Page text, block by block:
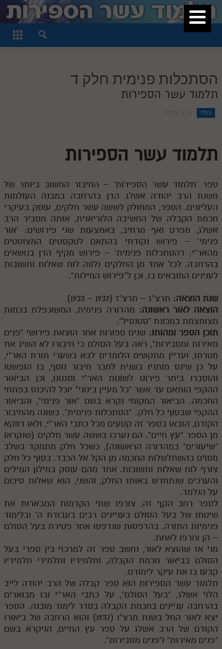
סגור
חלק ב
חלק ג
חלק ד
חלק ו
חלק ח
חלק ט
חלק יא
חלק יב
חלק יג
חלק יד
חלק ט"ז
בית שער הכוונות
שידור חי
הזמן סט תע"ס
ספרים להורדה
מנוע חיפוש בספרים
תלמוד עשר הספירות בעיון
תלמוד עשר הספירות חלק א
תע"ס חלק ב' עיון
תע"ס חלק ג' עיון
תלמוד עשר הספירות חלק ד
תלמוד עשר הספירות חלק ה
תלמוד עשר הספירות חלק ו
תלמוד עשר הספירות חלק ז
תלמוד עשר הספירות חלק ח
תלמוד עשר הספירות חלק ט
הסתכלות פנימית חלק ד
תלמוד עשר הספירות
כללי
תלמוד עשר הספירות
ספר 'תלמוד עשר הספירות' – החיבור החשוב ביותר של
משנת הרב יהודה אשלג הדן בהרחבה במבנה העולמות
העליונים. הספר, המחולק לששה עשר חלקים, עוסק בעיקרי
חכמת הקבלה של החשיבה הלוריאנית, אותה מסביר הרב
אשלג, מפרט ואף מרחיב, באמצעות שני פירושים: 'אור
פנימי' – פירוש נקודתי בהתאם לטקסטים המצוטטים
מהאר"י; ו'הסתכלות פנימית' – פירוש מקיף הדן בנושאים
בהרחבה. לכל אחד מן החלקים נלווה לוח שאלות ותשובות
לענינים המובאים בו, וכן ל"פירוש המילות".
שנת הוצאה: תרצ"ג – תרצ"ז (1937 – 1933)
הוצאה לאור ראשונה: מהדורה פנימית, המשוכפלת בכמות
מצומצמת במכונת "סטנסיל".
תוכן הספר ומהותו: שנים ספורות אחר הוצאת פירושי "פנים
מאירות ומסבירות", ראה בעל הסולם כי חיבורו לא השיג את
מטרתו, ועדיין מתקשים הלומדים לבא בשערי תורת האר"י,
על כן שינס מותניו בשנית לחבר חיבור נוסף, בו הופשטו
והוסברו ביתר פירוט לשונות האר"י וסגנונו, וכן הביאור
ההקפי הותאם עד אשר "כל מעיין בינוני" יוכל להיכנס בפתחי
החכמה. הביאור המקומי נקרא בשם "אור פנימי", והביאור
ההקפי שבסוף כל חלק: "הסתכלות פנימית". בשונה מהחיבור
הקודם, הובאו בספר זה קטעים מכל כתבי האר"י, ולאו דווקא
מן הספר "עץ חיים". הם נערכו בששה עשר חלקים (שנקראו
"שיעורים" במהדורה הראשונה), כשכל חלק מתמקד בשלב
מסוים בהשתלשלות החכמה מן הקל אל הכבד. בסוף כל חלק
צורף לוח שאלות ותשובות. אחד מהם עוסק במילון המילים
והערכים שנתחדש באותו החלק, והשני, הוא שאלות סיכום
על הנלמד.
לספר רחב הקף זה, צורפו שתי הקדמות המבארות את
שיטתו של בעל הסולם בעניינים רבים בעבודת ה' ובלימוד
פנימיות התורה. בהדפסות שנדפסו אחר פטירת בעל הסולם
– הן צורפו לאחת.
מני אז שהוצא לאור, נחשב ספר זה למרכזי בין ספרי בעל
הסולם בביאור חכמת הקבלה, ותלמידיו ותלמידי תלמידיו
קבעו בו את עיקר לימודם.
תלמוד עשר הספירות הוא ספר קבלה של הרב יהודה לייב
הלוי אשלג, "בעל הסולם", על כתבי האר"י ובו מבוארים
בהרחבה עניינים בחכמת הקבלה בסדר לימוד מובנה. הספר
יצא לאור החל בשנת תרצ"ו (1937) והוא הרחבה של ביאורו
הקודם של הרב אשלג על ספר עץ החיים, הניקרא בשם
"פנים מאירות" ו"פנים מסבירות".